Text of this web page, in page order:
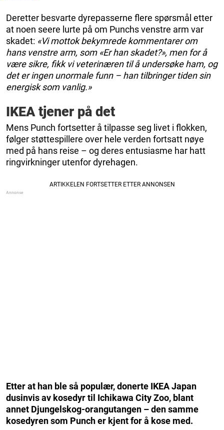
Deretter besvarte dyrepasserne flere spørsmål etter
at noen seere lurte på om Punchs venstre arm var
skadet: «Vi mottok bekymrede kommentarer om
hans venstre arm, som «Er han skadet?», men for å
være sikre, fikk vi veterinæren til å undersøke ham, og
det er ingen unormale funn – han tilbringer tiden sin
energisk som vanlig.»
IKEA tjener på det
Mens Punch fortsetter å tilpasse seg livet i flokken,
følger støttespillere over hele verden fortsatt nøye
med på hans reise – og deres entusiasme har hatt
ringvirkninger utenfor dyrehagen.
Etter at han ble så populær, donerte IKEA Japan
dusinvis av kosedyr til Ichikawa City Zoo, blant
annet Djungelskog-orangutangen – den samme
kosedyren som Punch er kjent for å kose med.